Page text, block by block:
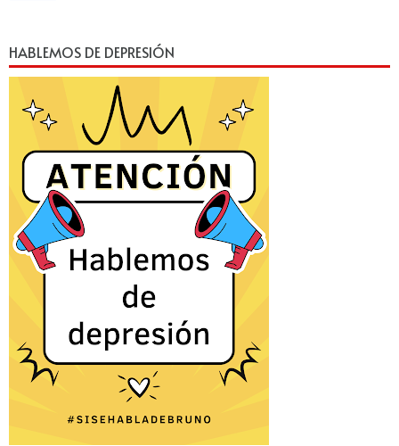
HABLEMOS DE DEPRESIÓN